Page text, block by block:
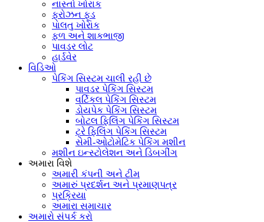
નાસ્તો ખોરાક
ફ્રોઝન ફૂડ
પાલતુ ખોરાક
ફળ અને શાકભાજી
પાવડર લોટ
હાર્ડવેર
વિડિઓ
પેકિંગ સિસ્ટમ ચાલી રહી છે
પાવડર પેકિંગ સિસ્ટમ
વર્ટિકલ પેકિંગ સિસ્ટમ
ડોયપેક પેકિંગ સિસ્ટમ
બોટલ ફિલિંગ પેકિંગ સિસ્ટમ
ટ્રે ફિલિંગ પેકિંગ સિસ્ટમ
સેમી-ઓટોમેટિક પેકિંગ મશીન
મશીન ઇન્સ્ટોલેશન અને ડિબગીંગ
અમારા વિશે
અમારી કંપની અને ટીમ
અમારું પ્રદર્શન અને પ્રમાણપત્ર
પ્રક્રિયા
અમારા સમાચાર
અમારો સંપર્ક કરો